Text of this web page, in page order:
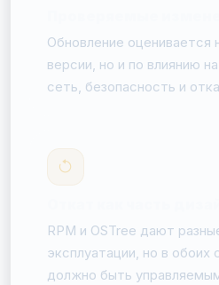
Обновление оценивается
версии, но и по влиянию
сеть, безопасность и
RPM и OSTree дают
эксплуатации, но в обоих
должно быть